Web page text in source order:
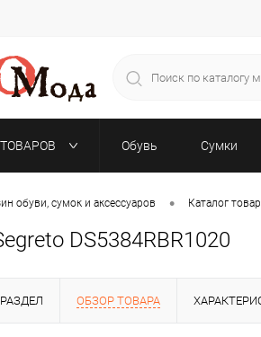
Обувь Сумки
обуви, сумок и аксессуаров • Каталог
DS5384RBR1020
ОБЗОР ТОВАРА